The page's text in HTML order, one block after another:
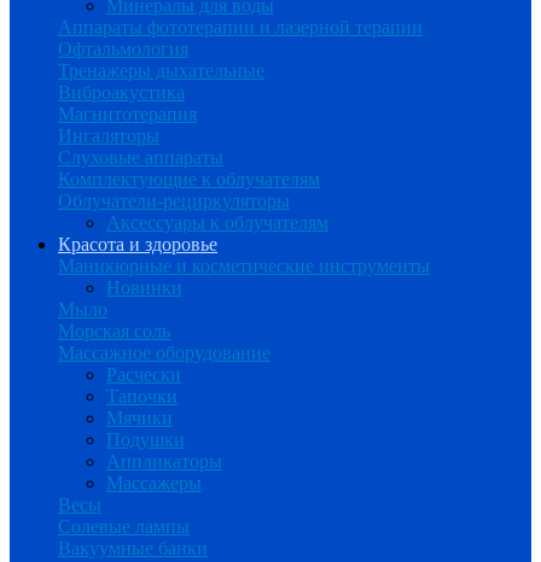
Минералы для воды
Аппараты фототерапии и лазерной терапии
Офтальмология
Тренажеры дыхательные
Виброакустика
Магнитотерапия
Ингаляторы
Слуховые аппараты
Комплектующие к облучателям
Облучатели-рециркуляторы
Аксессуары к облучателям
Красота и здоровье
Маникюрные и косметические инструменты
Новинки
Мыло
Морская соль
Массажное оборудование
Расчески
Тапочки
Мячики
Подушки
Аппликаторы
Массажеры
Весы
Солевые лампы
Вакуумные банки